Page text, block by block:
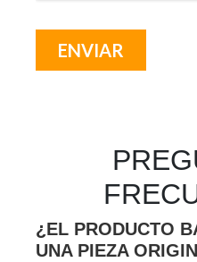
¿EL PRODUCTO
UNA PIEZA